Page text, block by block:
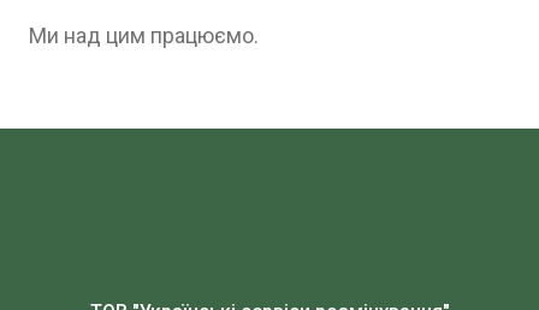
Ми над цим працюємо.